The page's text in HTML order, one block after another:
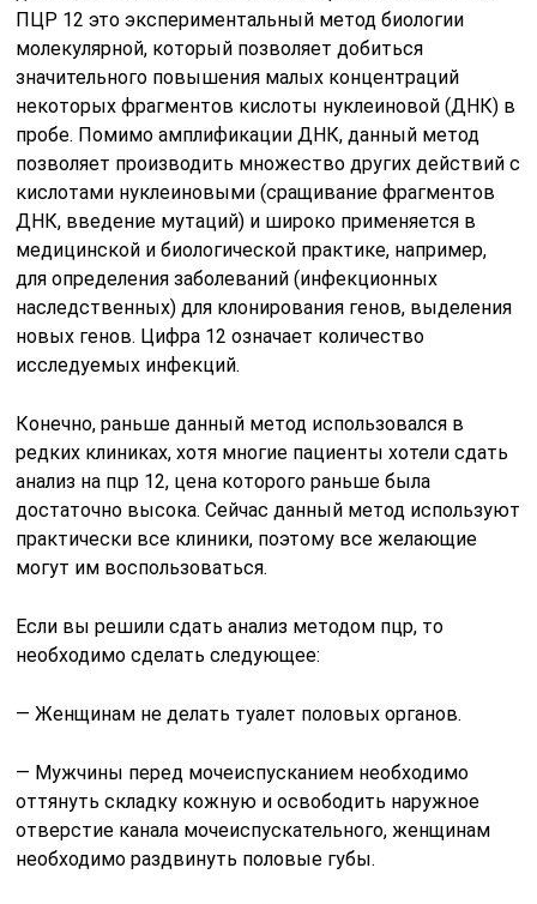
ПЦР 12 это экспериментальный метод биологии
молекулярной, который позволяет добиться
значительного повышения малых концентраций
некоторых фрагментов кислоты нуклеиновой (ДНК) в
пробе. Помимо амплификации ДНК, данный метод
позволяет производить множество других действий с
кислотами нуклеиновыми (сращивание фрагментов
ДНК, введение мутаций) и широко применяется в
медицинской и биологической практике, например,
для определения заболеваний (инфекционных
наследственных) для клонирования генов, выделения
новых генов. Цифра 12 означает количество
исследуемых инфекций.
Конечно, раньше данный метод использовался в
редких клиниках, хотя многие пациенты хотели сдать
анализ на пцр 12, цена которого раньше была
достаточно высока. Сейчас данный метод используют
практически все клиники, поэтому все желающие
могут им воспользоваться.
Если вы решили сдать анализ методом пцр, то
необходимо сделать следующее:
— Женщинам не делать туалет половых органов.
— Мужчины перед мочеиспусканием необходимо
оттянуть складку кожную и освободить наружное
отверстие канала мочеиспускательного, женщинам
необходимо раздвинуть половые губы.